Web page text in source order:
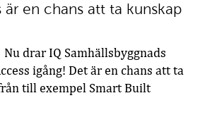
är en chans att ta kunskap
Nu drar IQ Samhällsbyggnads
igång! Det är en chans att ta
till exempel Smart Built